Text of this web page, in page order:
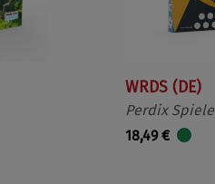
WRDS (DE)
Perdix Spiele
18,49 €